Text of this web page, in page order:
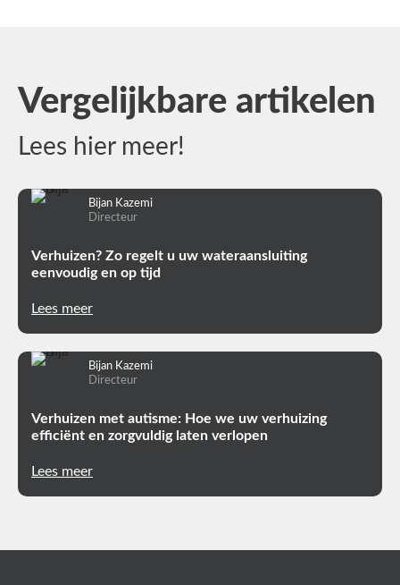
Vergelijkbare artikelen
Lees hier meer!
Bijan Kazemi
Directeur
Verhuizen? Zo regelt u uw wateraansluiting
eenvoudig en op tijd
Lees meer
Bijan Kazemi
Directeur
Verhuizen met autisme: Hoe we uw verhuizing
efficiënt en zorgvuldig laten verlopen
Lees meer